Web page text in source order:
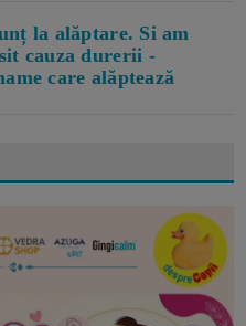
la alăptare. Si am
cauza durerii -
care alăptează